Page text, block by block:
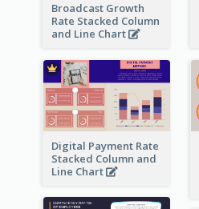
Broadcast Growth
Rate Stacked Column
and Line Chart
Digital Payment Rate
Stacked Column and
Line Chart